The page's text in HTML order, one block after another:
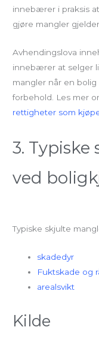
innebærer i praksis
gjøre mangler
Avhendingslova
innebærer at selger
mangler når en
forbehold. Les mer
rettigheter som
3.
ved
Typiske skjulte
skadedyr
Fuktskade og
arealsvikt
Kilde